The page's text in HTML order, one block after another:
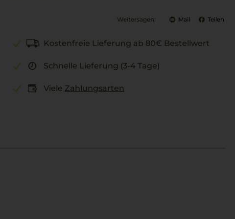
Weitersagen: Mail Teilen
Kostenfreie Lieferung ab 80€ Bestellwert
Schnelle Lieferung (3-4 Tage)
Viele Zahlungsarten